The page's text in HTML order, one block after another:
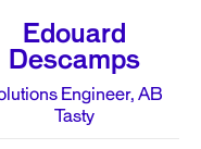
Edouard
Descamps
Engineer, AB
Tasty